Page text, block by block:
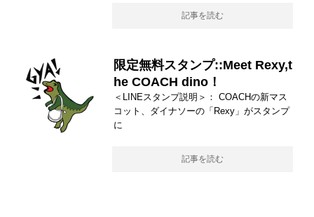
記事を読む
限定無料スタンプ::Meet Rexy,t
he COACH dino！
＜LINEスタンプ説明＞： COACHの新マス
コット、ダイナソーの「Rexy」がスタンプ
に
記事を読む